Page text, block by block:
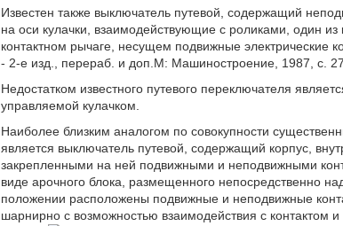
Известен также выключатель путевой, содержащий
на оси кулачки, взаимодействующие с роликами, один
контактном рычаге, несущем подвижные электрические
- 2-е изд., перераб. и доп.М: Машиностроение, 1987, с.
Недостатком известного путевого переключателя
управляемой кулачком.
Наиболее близким аналогом по совокупности
является выключатель путевой, содержащий корпус,
закрепленными на ней подвижными и неподвижными
виде арочного блока, размещенного непосредственно
положении расположены подвижные и неподвижные
шарнирно с возможностью взаимодействия с контактом